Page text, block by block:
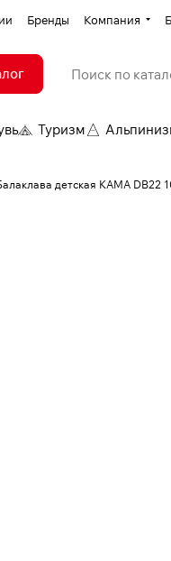
Бренды Компания
Туризм
детская КАМА DB22